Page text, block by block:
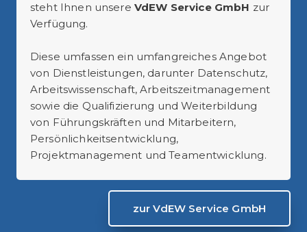
steht Ihnen unsere VdEW Service GmbH zur
Verfügung.
Diese umfassen ein umfangreiches Angebot
von Dienstleistungen, darunter Datenschutz,
Arbeitswissenschaft, Arbeitszeitmanagement
sowie die Qualifizierung und Weiterbildung
von Führungskräften und Mitarbeitern,
Persönlichkeitsentwicklung,
Projektmanagement und Teamentwicklung.
zur VdEW Service GmbH